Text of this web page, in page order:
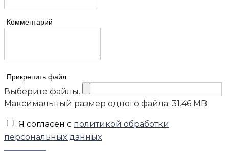
Комментарий
Прикрепить файл
Выберите файлы..
Максимальный размер одного файла: 31.46 MB
Я согласен с политикой обработки
персональных данных